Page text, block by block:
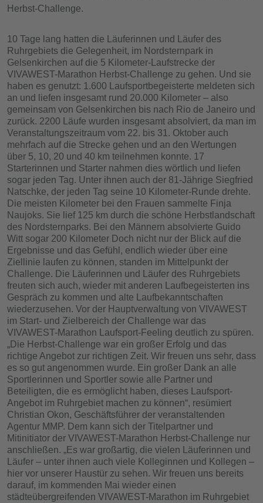
Herbst-Challenge.
10 Tage lang hatten die Läuferinnen und Läufer des
Ruhrgebiets die Gelegenheit, im Nordsternpark in
Gelsenkirchen auf die 5 Kilometer-Laufstrecke der
VIVAWEST-Marathon Herbst-Challenge zu gehen. Und sie
haben es genutzt: 1.600 Laufsportbegeisterte meldeten sich
an und liefen insgesamt rund 20.000 Kilometer – also
gemeinsam von Gelsenkirchen bis nach Rio de Janeiro und
zurück. 2200 Läufe wurden insgesamt absolviert, da man im
Veranstaltungszeitraum vom 22. bis 31. Oktober auch
mehrfach auf die Strecke gehen und an den Wertungen
über 5, 10, 20 und 40 km teilnehmen konnte. 17
Starterinnen und Starter nahmen dies wörtlich und liefen
sogar jeden Tag. Unter ihnen auch der 81-Jährige Siegfried
Natschke, der jeden Tag seine 10 Kilometer-Runde drehte.
Die meisten Kilometer bei den Frauen sammelte Finja
Naujoks. Sie lief 125 km durch die schöne Herbstlandschaft
des Nordsternparks. Bei den Männern absolvierte Guido
Witt sogar 200 Kilometer Doch nicht nur der Blick auf die
Ergebnisse und das Gefühl, endlich wieder über eine
Ziellinie laufen zu können, standen im Mittelpunkt der
Challenge. Die Läuferinnen und Läufer des Ruhrgebiets
freuten sich auch, wieder mit anderen Laufbegeisterten ins
Gespräch zu kommen und alte Laufbekanntschaften
wiederzusehen. Vor der Hauptverwaltung von VIVAWEST
im Start- und Zielbereich der Challenge war das
VIVAWEST-Marathon Laufsport-Feeling deutlich zu spüren.
„Die Herbst-Challenge war ein großer Erfolg und das
richtige Angebot zur richtigen Zeit. Wir freuen uns sehr, dass
es so gut angenommen wurde. Ein großer Dank an alle
Sportlerinnen und Sportler sowie alle Partner und
Beteiligten, die es ermöglicht haben, dieses Laufsport-
Angebot im Ruhrgebiet machen zu können“, resümiert
Christian Okon, Geschäftsführer der veranstaltenden
Agentur MMP. Dem kann sich der Titelpartner und
Mitinitiator der VIVAWEST-Marathon Herbst-Challenge nur
anschließen. „Es war großartig, die vielen Läuferinnen und
Läufer – unter ihnen auch viele Kolleginnen und Kollegen –
hier vor unserer Haustür zu sehen. Wir freuen uns bereits
darauf, im kommenden Mai wieder einen
städteübergreifenden VIVAWEST-Marathon im Ruhrgebiet